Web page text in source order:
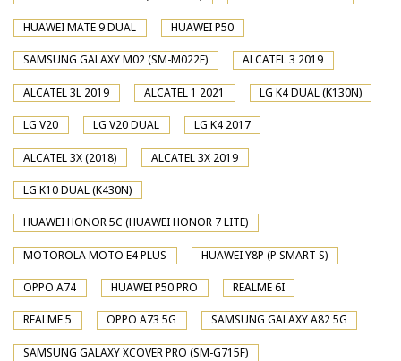
HUAWEI MATE 9 DUAL HUAWEI P50
SAMSUNG GALAXY M02 (SM-M022F) ALCATEL 3 2019
ALCATEL 3L 2019 ALCATEL 1 2021 LG K4 DUAL (K130N)
LG V20 LG V20 DUAL LG K4 2017
ALCATEL 3X (2018) ALCATEL 3X 2019
LG K10 DUAL (K430N)
HUAWEI HONOR 5C (HUAWEI HONOR 7 LITE)
MOTOROLA MOTO E4 PLUS HUAWEI Y8P (P SMART S)
OPPO A74 HUAWEI P50 PRO REALME 6I
REALME 5 OPPO A73 5G SAMSUNG GALAXY A82 5G
SAMSUNG GALAXY XCOVER PRO (SM-G715F)